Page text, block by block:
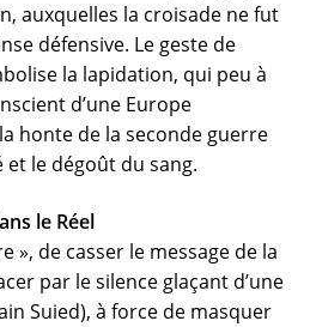
auxquelles la croisade ne fut
défensive. Le geste de
la lapidation, qui peu à
d’une Europe
honte de la seconde guerre
et le dégoût du sang.
le Réel
», de casser le message de la
par le silence glaçant d’une
Suied), à force de masquer